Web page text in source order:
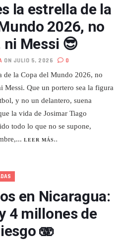
la estrella de la
2026, no
Messi 😎
ON JULIO 5, 2026 0
de la Copa del Mundo 2026, no
Messi. Que un portero sea la figura
y no un delantero, suena
la vida de Josimar Tiago
todo lo que no se supone,
LEER MÁS..
en Nicaragua:
4 millones de
🫨